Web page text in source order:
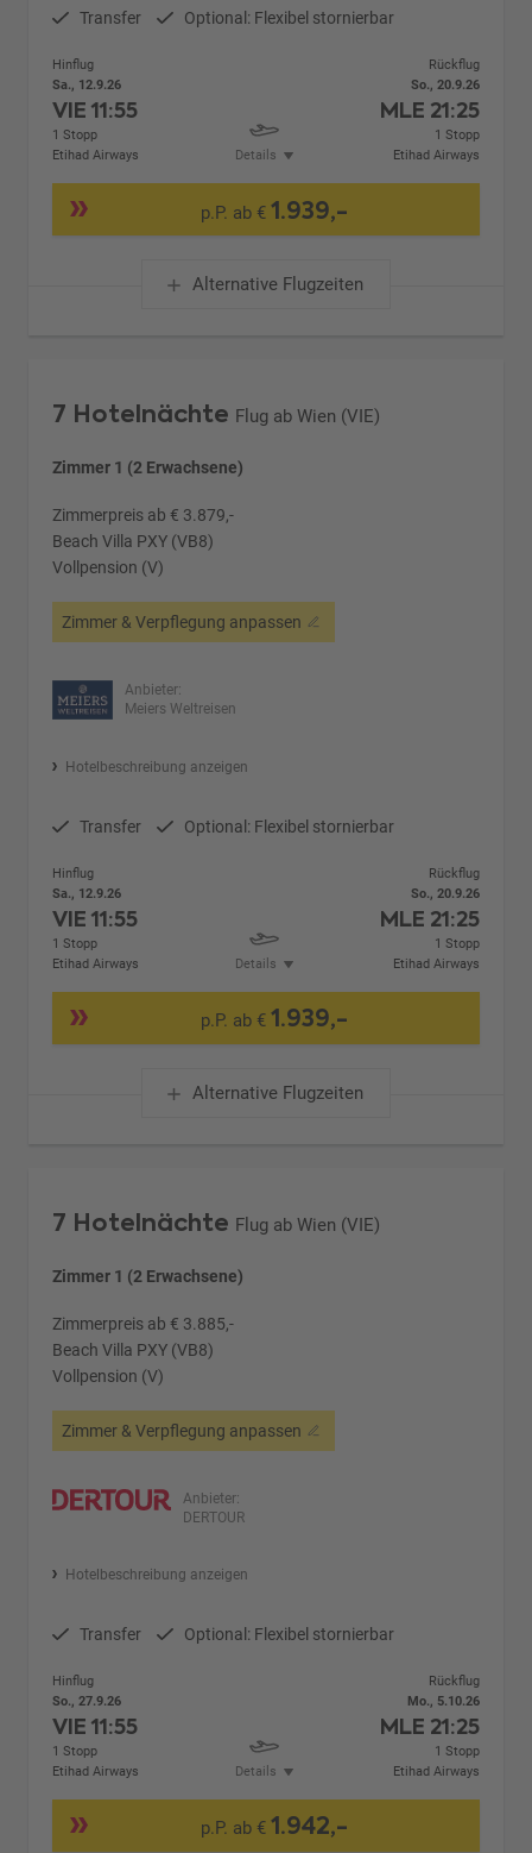
Transfer Optional: Flexibel stornierbar
Hinflug
Sa., 12.9.26
VIE11:55
1 Stopp
Etihad Airways
Details
Rückflug
So., 20.9.26
MLE 21:25
1 Stopp
Etihad Airways
p.P. ab €1.939,-
Alternative Flugzeiten
7 Hotelnächte Flug ab Wien (VIE)
Zimmer 1 (2 Erwachsene)
Zimmerpreis ab € 3.879,-
Beach Villa PXY (VB8)
Vollpension (V)
Zimmer & Verpflegung anpassen
Anbieter:
Meiers Weltreisen
Hotelbeschreibung anzeigen
Transfer Optional: Flexibel stornierbar
Hinflug
Sa., 12.9.26
VIE11:55
1 Stopp
Etihad Airways
Details
Rückflug
So., 20.9.26
MLE 21:25
1 Stopp
Etihad Airways
p.P. ab €1.939,-
Alternative Flugzeiten
7 Hotelnächte Flug ab Wien (VIE)
Zimmer 1 (2 Erwachsene)
Zimmerpreis ab € 3.885,-
Beach Villa PXY (VB8)
Vollpension (V)
Zimmer & Verpflegung anpassen
Anbieter:
DERTOUR
Hotelbeschreibung anzeigen
Transfer Optional: Flexibel stornierbar
Hinflug
So., 27.9.26
VIE11:55
1 Stopp
Etihad Airways
Details
Rückflug
Mo., 5.10.26
MLE 21:25
1 Stopp
Etihad Airways
p.P. ab €1.942,-